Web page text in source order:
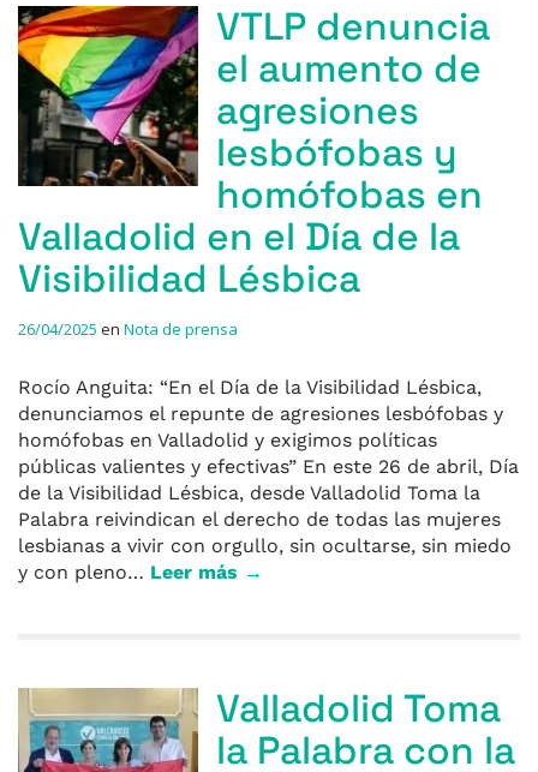
VTLP denuncia
el aumento de
agresiones
lesbófobas y
homófobas en
Valladolid en el Día de la
Visibilidad Lésbica
26/04/2025 en Nota de prensa
Rocío Anguita: “En el Día de la Visibilidad Lésbica,
denunciamos el repunte de agresiones lesbófobas y
homófobas en Valladolid y exigimos políticas
públicas valientes y efectivas” En este 26 de abril, Día
de la Visibilidad Lésbica, desde Valladolid Toma la
Palabra reivindican el derecho de todas las mujeres
lesbianas a vivir con orgullo, sin ocultarse, sin miedo
y con pleno… Leer más →
Valladolid Toma
la Palabra con la